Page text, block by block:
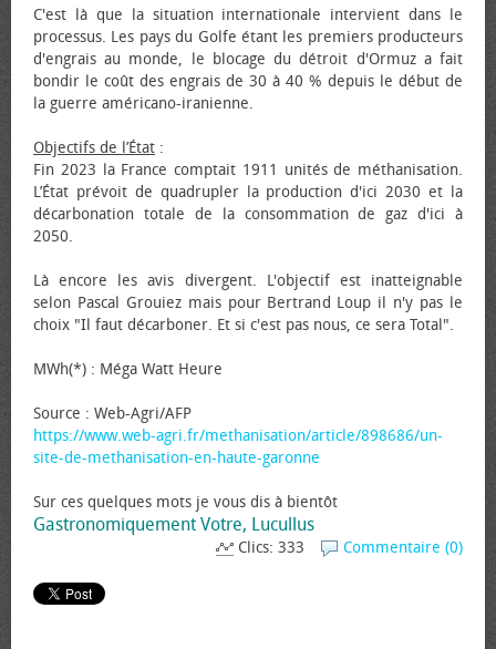
C'est là que la situation internationale intervient dans le
processus. Les pays du Golfe étant les premiers producteurs
d'engrais au monde, le blocage du détroit d'Ormuz a fait
bondir le coût des engrais de 30 à 40 % depuis le début de
la guerre américano-iranienne.
Objectifs de l’État :
Fin 2023 la France comptait 1911 unités de méthanisation.
L’État prévoit de quadrupler la production d'ici 2030 et la
décarbonation totale de la consommation de gaz d'ici à
2050.
Là encore les avis divergent. L'objectif est inatteignable
selon Pascal Grouiez mais pour Bertrand Loup il n'y pas le
choix "Il faut décarboner. Et si c'est pas nous, ce sera Total".
MWh(*) : Méga Watt Heure
Source : Web-Agri/AFP
https://www.web-agri.fr/methanisation/article/898686/un-
site-de-methanisation-en-haute-garonne
Sur ces quelques mots je vous dis à bientôt
Gastronomiquement Votre, Lucullus
Commentaire (0)
Clics: 333